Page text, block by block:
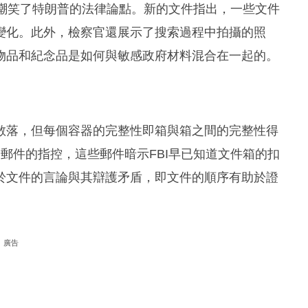
了特朗普的法律論點。新的文件指出，一些文件
。此外，檢察官還展示了搜索過程中拍攝的照
和紀念品是如何與敏感政府材料混合在一起的。
，但每個容器的完整性即箱與箱之間的完整性得
件的指控，這些郵件暗示FBI早已知道文件箱的扣
件的言論與其辯護矛盾，即文件的順序有助於證
廣告